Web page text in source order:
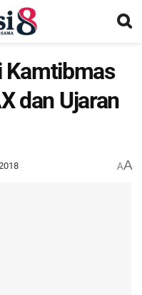
Kamtibmas
dan Ujaran
AA